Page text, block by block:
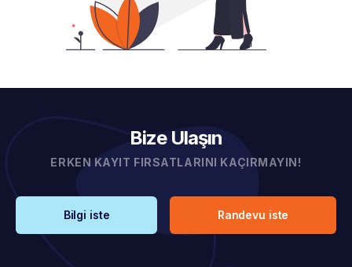
Bize Ulaşın
ERKEN KAYIT FIRSATLARINI KAÇIRMAYIN!
Bilgi iste Randevu iste